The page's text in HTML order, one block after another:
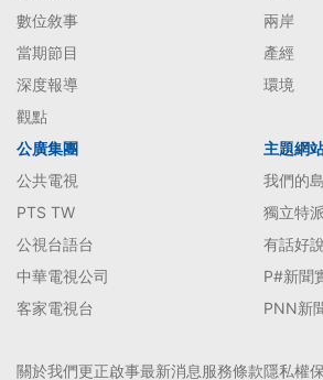
數位敘事
當期節目
深度報導
觀點
兩岸
產經
環境
公廣集團
公共電視
PTS TW
公視台語台
中華電視公司
客家電視台
主題網
我們的島
獨立特
有話好說
P#新聞
PNN新
關於我們更正啟事最新消息服務條款隱私權